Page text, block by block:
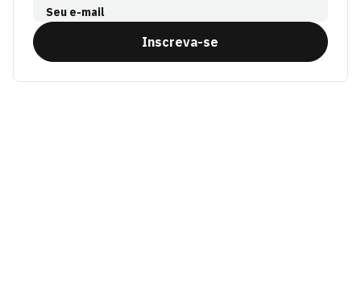
Seu e-mail
Inscreva-se